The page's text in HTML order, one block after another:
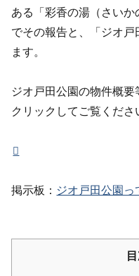
ある「彩香の湯（さい
でその報告と、「ジオ
ます。
ジオ戸田公園の物件概
クリックしてご覧くださ
掲示板： ジオ戸田公園っ